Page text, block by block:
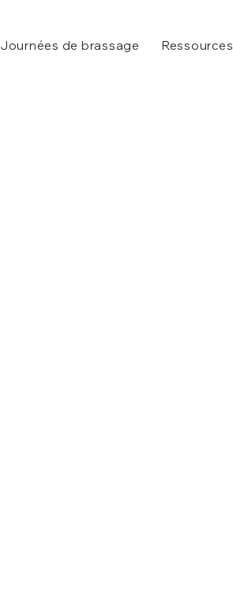
Journées de brassage Ressources